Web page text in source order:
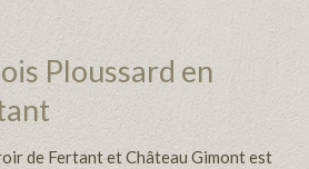
Ploussard en
de Fertant et Château Gimont est